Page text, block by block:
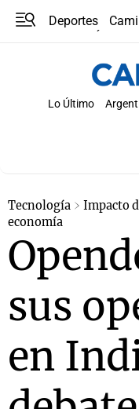
Deportes
Lo Último
Tecnología
Impacto
economía
sus
en